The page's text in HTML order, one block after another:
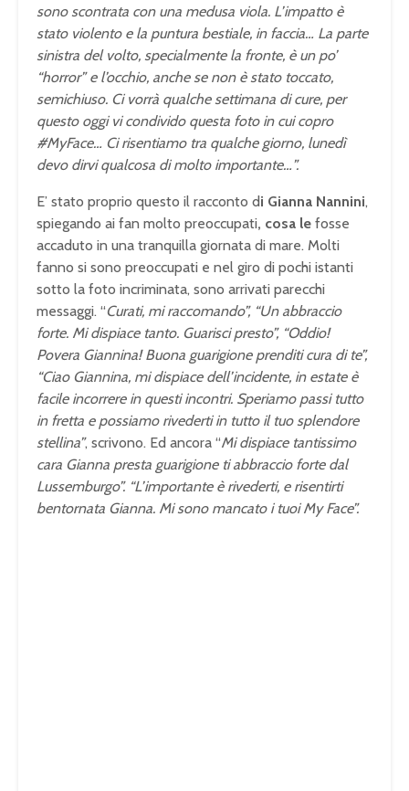
sono scontrata con una medusa viola. L’impatto è
stato violento e la puntura bestiale, in faccia… La parte
sinistra del volto, specialmente la fronte, è un po’
“horror” e l’occhio, anche se non è stato toccato,
semichiuso. Ci vorrà qualche settimana di cure, per
questo oggi vi condivido questa foto in cui copro
#MyFace… Ci risentiamo tra qualche giorno, lunedì
devo dirvi qualcosa di molto importante…”.
E’ stato proprio questo il racconto di Gianna Nannini,
spiegando ai fan molto preoccupati, cosa le fosse
accaduto in una tranquilla giornata di mare. Molti
fanno si sono preoccupati e nel giro di pochi istanti
sotto la foto incriminata, sono arrivati parecchi
messaggi. “Curati, mi raccomando”, “Un abbraccio
forte. Mi dispiace tanto. Guarisci presto”, “Oddio!
Povera Giannina! Buona guarigione prenditi cura di te”,
“Ciao Giannina, mi dispiace dell’incidente, in estate è
facile incorrere in questi incontri. Speriamo passi tutto
in fretta e possiamo rivederti in tutto il tuo splendore
stellina”, scrivono. Ed ancora “Mi dispiace tantissimo
cara Gianna presta guarigione ti abbraccio forte dal
Lussemburgo”. “L’importante è rivederti, e risentirti
bentornata Gianna. Mi sono mancato i tuoi My Face”.